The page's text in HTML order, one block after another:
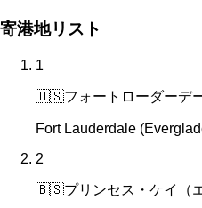
寄港地リスト
1
🇺🇸フォートローダーデ
Fort Lauderdale
2
🇧🇸プリンセス・ケイ（